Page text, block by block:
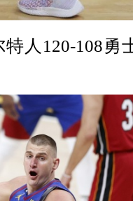
人120-108勇